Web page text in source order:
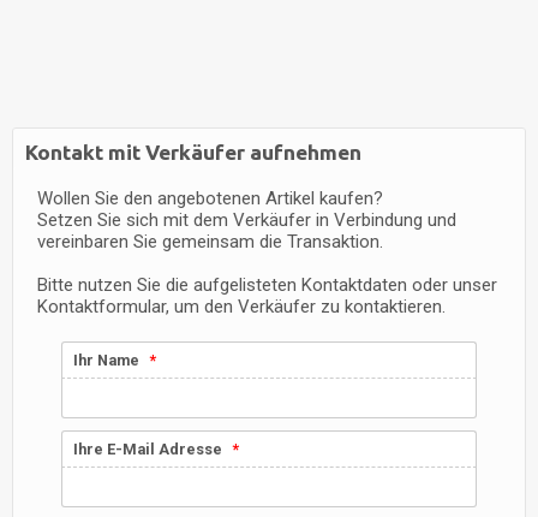
Kontakt mit Verkäufer aufnehmen
Wollen Sie den angebotenen Artikel kaufen?
Setzen Sie sich mit dem Verkäufer in Verbindung und
vereinbaren Sie gemeinsam die Transaktion.
Bitte nutzen Sie die aufgelisteten Kontaktdaten oder unser
Kontaktformular, um den Verkäufer zu kontaktieren.
Ihr Name
Ihre E-Mail Adresse